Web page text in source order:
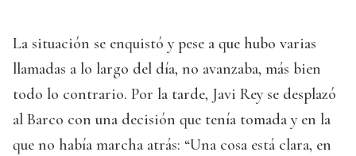
La situación se enquistó y pese a que hubo varias
llamadas a lo largo del día, no avanzaba, más bien
todo lo contrario. Por la tarde, Javi Rey se desplazó
al Barco con una decisión que tenía tomada y en la
que no había marcha atrás: “Una cosa está clara, en